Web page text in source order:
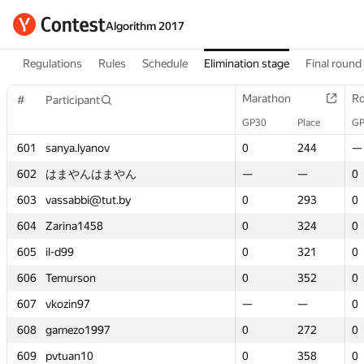
Algorithm 2017
Regulations Rules Schedule Elimination stage Final round
# Participant Marathon
GP30 Place
601 sanya.lyanov 0 244
—
602
はまやんはまやん — —
0
603
vassabbi@tut.by 0 293
0
604
Zarina1458 0 324
0
605
il-d99 0 321
0
606
Temurson 0 352
0
607
vkozin97 — —
0
608
gamezo1997 0 272
0
609
pvtuan10 0 358
0
# Participant Marathon
GP30 Place
601 sanya.lyanov 0 244
—
602
はまやんはまやん — —
0
603
vassabbi@tut.by 0 293
0
604
Zarina1458 0 324
0
605
il-d99 0 321
0
606
Temurson 0 352
0
607
vkozin97 — —
0
608
gamezo1997 0 272
0
609
pvtuan10 0 358
0